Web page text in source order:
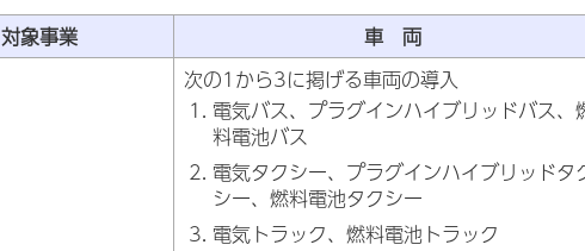
対象事業
車 両
次の1から3に掲げる車両の導入
電気バス、プラグインハイブリッドバス、
料電池バス
電気タクシー、プラグインハイブリッドタ
シー、燃料電池タクシー
電気トラック、燃料電池トラック